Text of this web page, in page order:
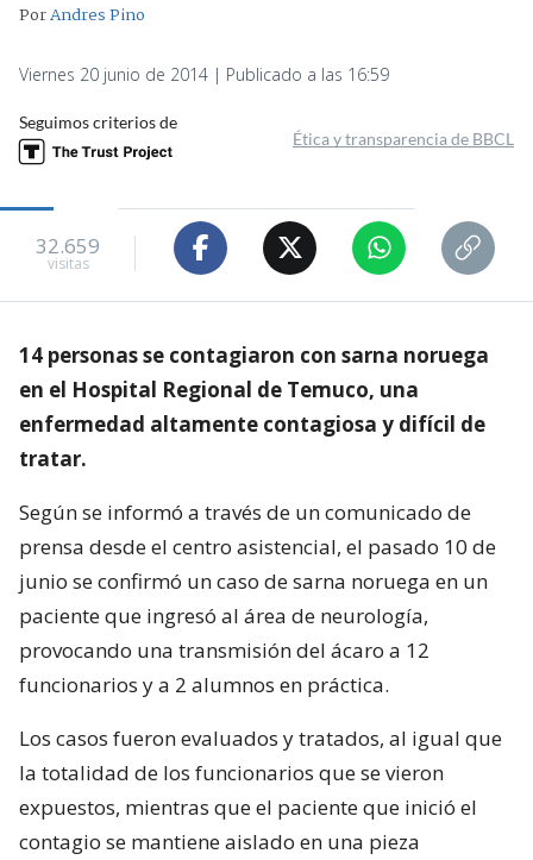
PorAndres Pino
Viernes 20 junio de 2014 | Publicado a las 16:59
Seguimos criterios de
Ética y transparencia de BBCL
32.659
visitas
14 personas se contagiaron con sarna noruega
en el Hospital Regional de Temuco, una
enfermedad altamente contagiosa y difícil de
tratar.
Según se informó a través de un comunicado de
prensa desde el centro asistencial, el pasado 10 de
junio se confirmó un caso de sarna noruega en un
paciente que ingresó al área de neurología,
provocando una transmisión del ácaro a 12
funcionarios y a 2 alumnos en práctica.
Los casos fueron evaluados y tratados, al igual que
la totalidad de los funcionarios que se vieron
expuestos, mientras que el paciente que inició el
contagio se mantiene aislado en una pieza